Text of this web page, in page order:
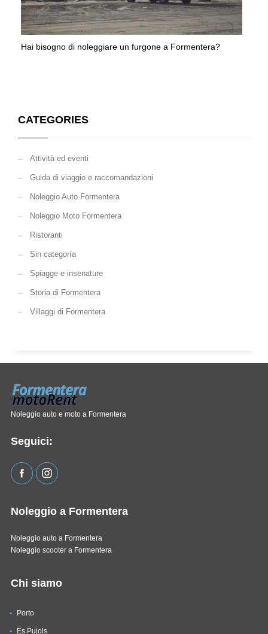
Hai bisogno di noleggiare un furgone a Formentera?
CATEGORIES
Attività ed eventi
Guida di viaggio e raccomandazioni
Noleggio Auto Formentera
Noleggio Moto Formentera
Ristoranti
Sin categoría
Spiagge e insenature
Storia di Formentera
Villaggi di Formentera
Noleggio auto e moto a Formentera
Seguici:
Noleggio a Formentera
Noleggio auto a Formentera
Noleggio scooter a Formentera
Chi siamo
Porto
Es Pujols